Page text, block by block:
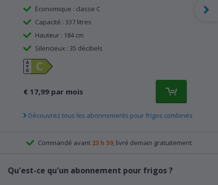
Économique : classe C
Capacité : 337 litres
Hauteur : 184 cm
Silencieux : 35 décibels
€ 17,99 par mois
Découvrez tous les abonnements pour frigos combinés
Commandé avant 23 h 59, livré demain gratuitement
Qu'est-ce qu'un abonnement pour frigos ?